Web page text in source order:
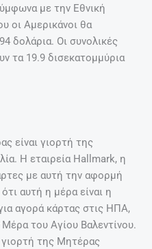
με την Εθνική
οι Αμερικάνοι θα
δολάρια. Οι συνολικές
τα 19.9 δισεκατομμύρια
είναι γιορτή της
Η εταιρεία Hallmark, η
με αυτή την αφορμή
αυτή η μέρα είναι η
αγορά κάρτας στις ΗΠΑ,
του Αγίου Βαλεντίνου.
της Μητέρας